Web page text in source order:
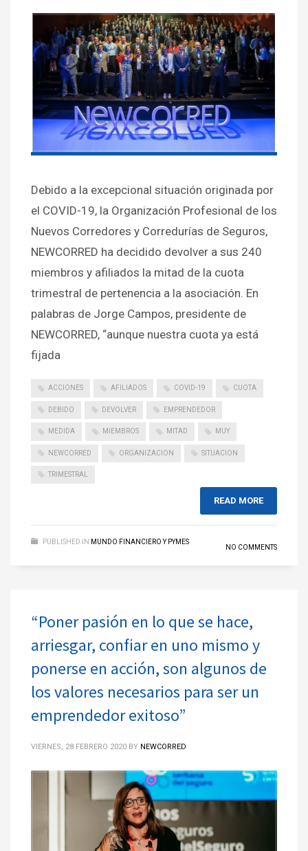
Debido a la excepcional situación originada por
el COVID-19, la Organización Profesional de los
Nuevos Corredores y Corredurías de Seguros,
NEWCORRED ha decidido devolver a sus 240
miembros y afiliados la mitad de la cuota
trimestral de pertenencia a la asociación. En
palabras de Jorge Campos, presidente de
NEWCORRED, “aunque nuestra cuota ya está
fijada
ACCIONES AFILIADOS COVID-19 CUOTA
DEBIDO DEVOLVER EMPRENDEDOR
MEDIDA MIEMBROS MITAD MUY
NEWCORRED ORGANIZACION SITUACION
TRIMESTRAL
READ MORE
PUBLISHED IN MUNDO FINANCIERO Y PYMES
NO COMMENTS
“Poner pasión en lo que se hace,
arriesgar, confiar en uno mismo y
ponerse en acción, son algunos de
los valores necesarios para ser un
emprendedor exitoso”
VIERNES, 28 FEBRERO 2020 BY NEWCORRED